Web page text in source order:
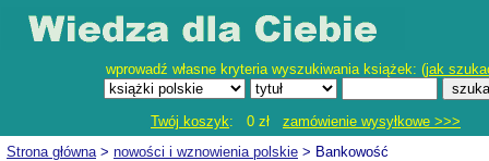
wprowadź własne kryteria wyszukiwania książek: (jak
Twój koszyk: 0 zł zamówienie wysyłkowe >>>
Strona główna> nowości i wznowienia polskie > Bankowość